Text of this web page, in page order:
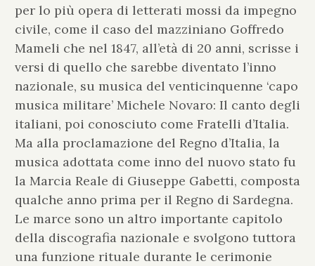
per lo più opera di letterati mossi da impegno
civile, come il caso del mazziniano Goffredo
Mameli che nel 1847, all’età di 20 anni, scrisse i
versi di quello che sarebbe diventato l’inno
nazionale, su musica del venticinquenne ‘capo
musica militare’ Michele Novaro: Il canto degli
italiani, poi conosciuto come Fratelli d’Italia.
Ma alla proclamazione del Regno d’Italia, la
musica adottata come inno del nuovo stato fu
la Marcia Reale di Giuseppe Gabetti, composta
qualche anno prima per il Regno di Sardegna.
Le marce sono un altro importante capitolo
della discografia nazionale e svolgono tuttora
una funzione rituale durante le cerimonie